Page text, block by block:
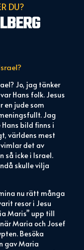
DU?
Jo, jag tänker
Hans folk. Jesus
en jude som
Jag
bild finns i
världens mest
det av
så icke i Israel.
skulle vilja
nu rätt många
resor i Jesu
Maris” upp till
Maria och Josef
Besöka
gav Maria